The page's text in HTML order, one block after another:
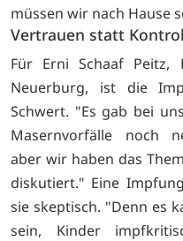
müssen wir nach Hause
Vertrauen statt
Für Erni Schaaf
Neuerburg, ist die
Schwert. "Es gab bei
Masernvorfälle noch
aber wir haben das
diskutiert." Eine
sie skeptisch. "Denn es
sein, Kinder